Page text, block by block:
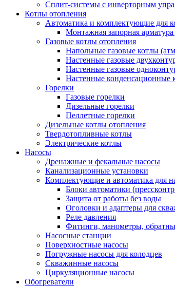
Сплит-системы с инверторным
Котлы отопления
Автоматика и комплектующие для
Монтажная запорная арматура
Газовые котлы отопления
Напольные газовые котлы
Настенные газовые
Настенные газовые
Настенные конденсационные
Горелки
Газовые горелки
Дизельные горелки
Пеллетные горелки
Дизельные котлы отопления
Твердотопливные котлы
Электрические котлы
Насосы
Дренажные и фекальные насосы
Канализационные установки
Комплектующие и автоматика для
Блоки автоматики
Защита от работы без воды
Оголовки и адаптеры для
Реле давления
Фитинги, манометры,
Насосные станции
Поверхностные насосы
Погружные насосы для колодцев
Скважинные насосы
Циркуляционные насосы
Обогреватели